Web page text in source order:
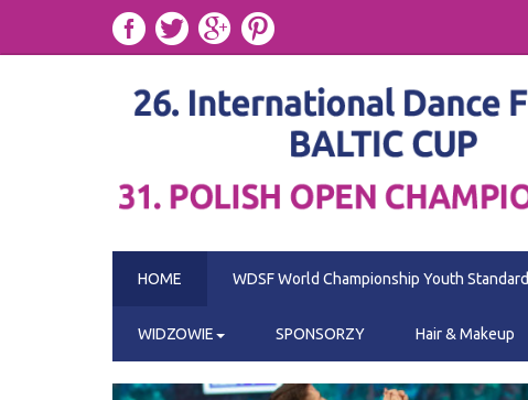
HOME WDSF World Championship Youth Standard
WIDZOWIE SPONSORZY Hair & Makeup